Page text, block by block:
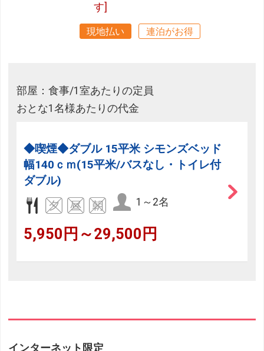
す]
現地払い 連泊がお得
部屋：食事/1室あたりの定員
おとな1名様あたりの代金
◆喫煙◆ダブル 15平米 シモンズベッド
幅140ｃｍ(15平米/バスなし・トイレ付
ダブル)
1～2名
5,950円～29,500円
インターネット限定